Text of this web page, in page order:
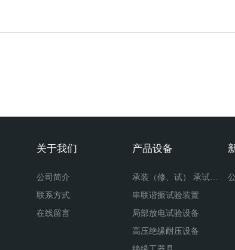
关于我们
公司简介
联系方式
在线留言
产品设备
串联谐振试验装置
局部放电试验设备
高压绝缘耐压设备